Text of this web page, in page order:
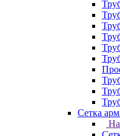
Сетка